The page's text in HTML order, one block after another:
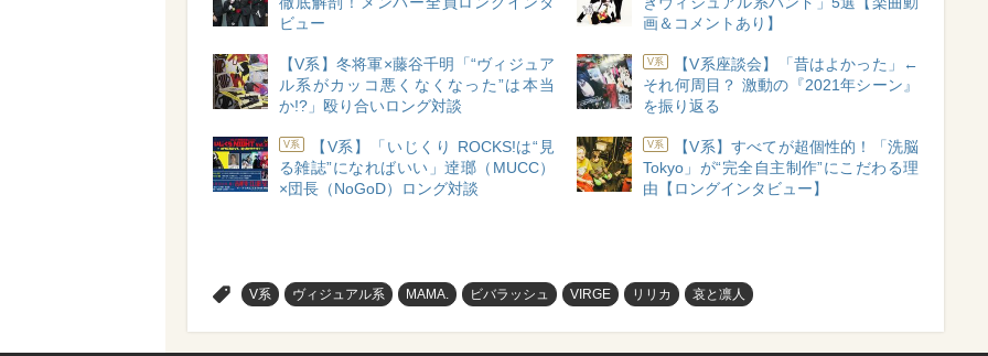
ビュー
画＆コメントあり】
【V系】冬将軍×藤谷千明「“ヴィジュア
ル系がカッコ悪くなくなった”は本当
か!?」殴り合いロング対談
V系
【V系座談会】「昔はよかった」←
それ何周目？ 激動の『2021年シーン』
を振り返る
V系
【V系】「いじくり ROCKS!は“見
る雑誌”になればいい」逹瑯（MUCC）
×団長（NoGoD）ロング対談
V系
【V系】すべてが超個性的！「洗脳
Tokyo」が“完全自主制作”にこだわる理
由【ロングインタビュー】
V系 ヴィジュアル系 MAMA. ビバラッシュ VIRGE リリカ 哀と凛人